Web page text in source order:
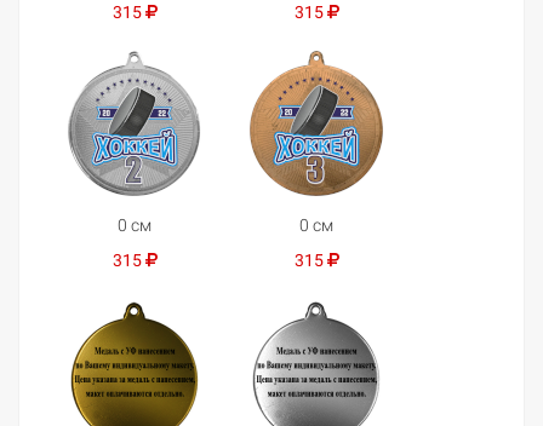
315
315
0 см
315
0 см
315